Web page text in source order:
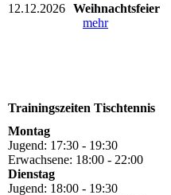
12.12.2026 Weihnachtsfeier
mehr
Trainingszeiten Tischtennis
Montag
Jugend: 17:30 - 19:30
Erwachsene: 18:00 - 22:00
Dienstag
Jugend: 18:00 - 19:30